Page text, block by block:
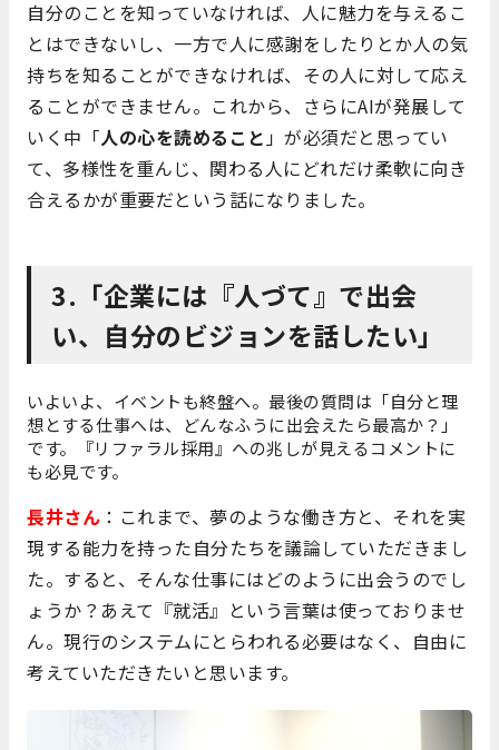
自分のことを知っていなければ、人に魅力を与えるこ
とはできないし、一方で人に感謝をしたりとか人の気
持ちを知ることができなければ、その人に対して応え
ることができません。これから、さらにAIが発展して
いく中「人の心を読めること」が必須だと思ってい
て、多様性を重んじ、関わる人にどれだけ柔軟に向き
合えるかが重要だという話になりました。
3.「企業には『人づて』で出会
い、自分のビジョンを話したい」
いよいよ、イベントも終盤へ。最後の質問は「自分と理
想とする仕事へは、どんなふうに出会えたら最高か？」
です。『リファラル採用』への兆しが見えるコメントに
も必見です。
長井さん ：これまで、夢のような働き方と、それを実
現する能力を持った自分たちを議論していただきまし
た。すると、そんな仕事にはどのように出会うのでし
ょうか？あえて『就活』という言葉は使っておりませ
ん。現行のシステムにとらわれる必要はなく、自由に
考えていただきたいと思います。